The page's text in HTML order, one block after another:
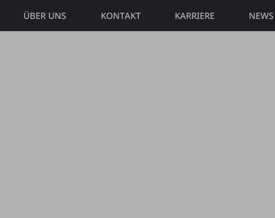
ÜBER UNS KON­TAKT KAR­RIE­RE NEWS